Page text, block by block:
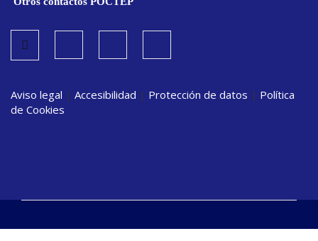
Aviso legal | Accesibilidad | Protección de datos | Política
de Cookies